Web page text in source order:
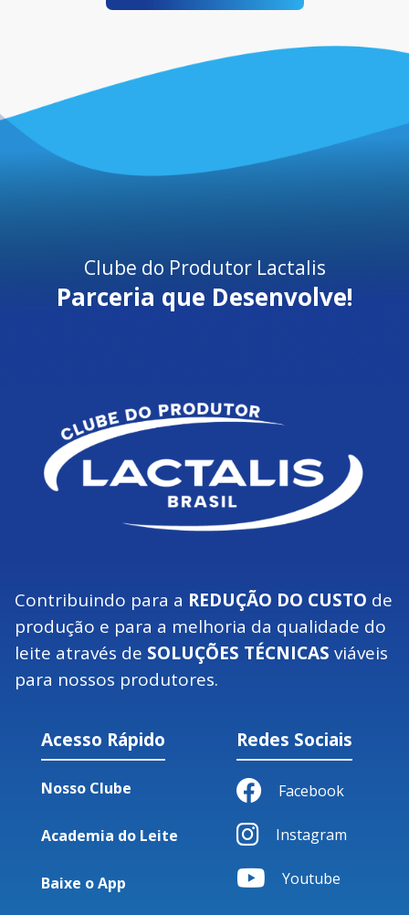
Clube do Produtor Lactalis
Parceria que Desenvolve!
Contribuindo para a REDUÇÃO DO CUSTO de
produção e para a melhoria da qualidade do
leite através de SOLUÇÕES TÉCNICAS viáveis
para nossos produtores.
Acesso Rápido
Nosso Clube
Academia do Leite
Baixe o App
Redes Sociais
Facebook
Instagram
Youtube